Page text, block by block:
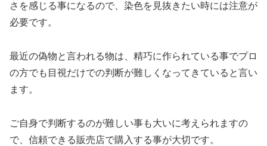
さを感じる事になるので、染色を見抜きたい時には注意が
必要です。
最近の偽物と言われる物は、精巧に作られている事でプロ
の方でも目視だけでの判断が難しくなってきていると言い
ます。
ご自身で判断するのが難しい事も大いに考えられますの
で、信頼できる販売店で購入する事が大切です。